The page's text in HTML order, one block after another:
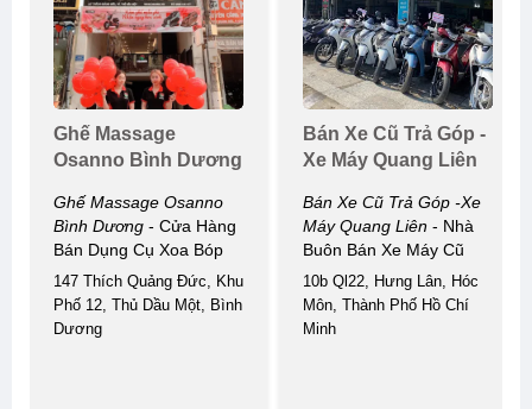
Ghế Massage
Osanno Bình Dương
Ghế Massage Osanno
Bình Dương - Cửa Hàng
Bán Dụng Cụ Xoa Bóp
147 Thích Quảng Đức, Khu
Phố 12, Thủ Dầu Một, Bình
Dương
Bán Xe Cũ Trả Góp -
Xe Máy Quang Liên
Bán Xe Cũ Trả Góp -xe
Máy Quang Liên - Nhà
Buôn Bán Xe Máy Cũ
10b Ql22, Hưng Lân, Hóc
Môn, Thành Phố Hồ Chí
Minh